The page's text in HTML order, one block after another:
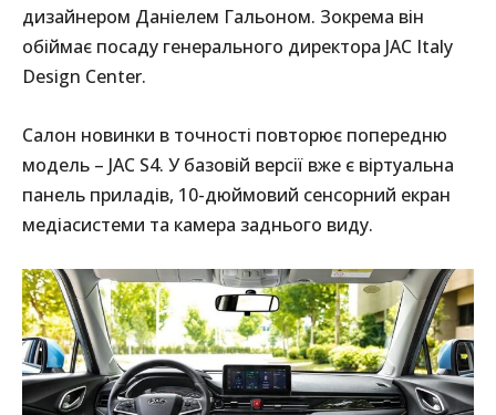
дизайнером Даніелем Гальоном. Зокрема він
обіймає посаду генерального директора JAC Italy
Design Center.
Салон новинки в точності повторює попередню
модель – JAC S4. У базовій версії вже є віртуальна
панель приладів, 10-дюймовий сенсорний екран
медіасистеми та камера заднього виду.